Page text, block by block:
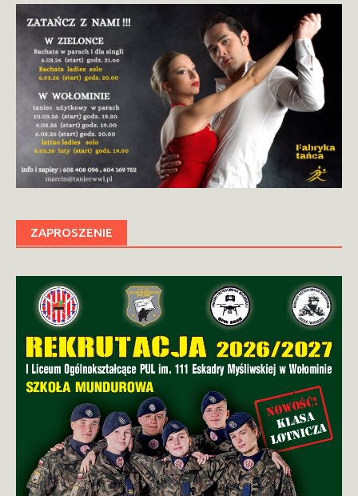
ZAPROSZENIE